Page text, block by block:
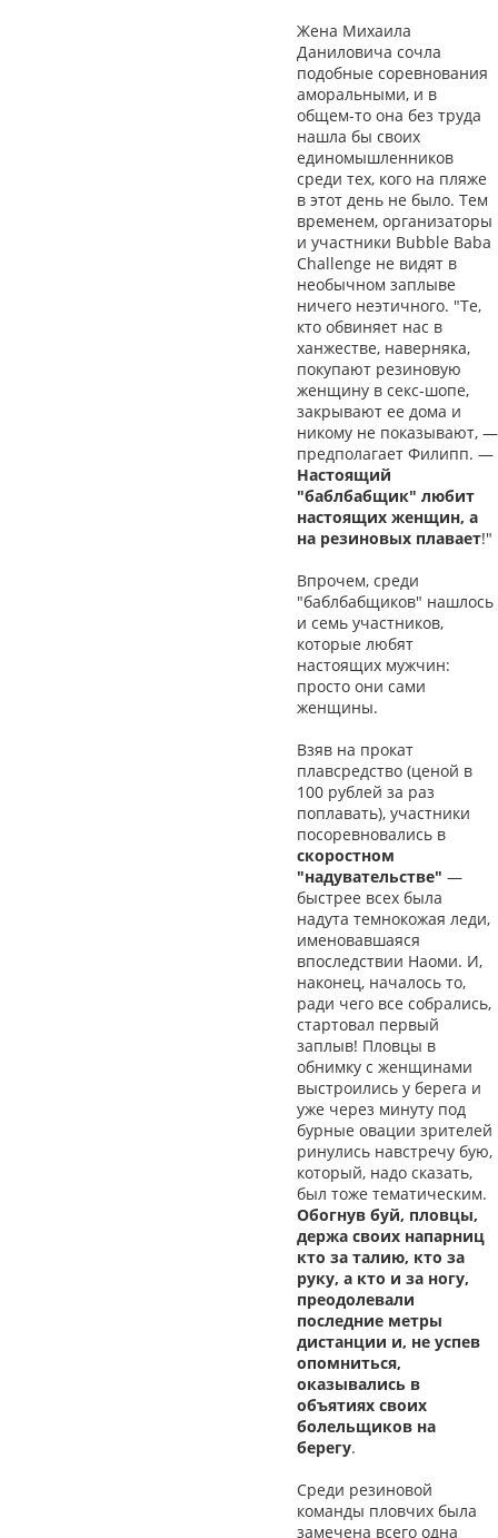
Жена Михаила
Даниловича сочла
подобные соревнования
аморальными, и в
общем-то она без труда
нашла бы своих
единомышленников
среди тех, кого на пляже
в этот день не было. Тем
временем, организаторы
и участники Bubble Baba
Challenge не видят в
необычном заплыве
ничего неэтичного. "Те,
кто обвиняет нас в
ханжестве, наверняка,
покупают резиновую
женщину в секс-шопе,
закрывают ее дома и
никому не показывают, —
предполагает Филипп. —
Настоящий
"баблбабщик" любит
настоящих женщин, а
на резиновых плавает!"
Впрочем, среди
"баблбабщиков" нашлось
и семь участников,
которые любят
настоящих мужчин:
просто они сами
женщины.
Взяв на прокат
плавсредство (ценой в
100 рублей за раз
поплавать), участники
посоревновались в
скоростном
"надувательстве" —
быстрее всех была
надута темнокожая леди,
именовавшаяся
впоследствии Наоми. И,
наконец, началось то,
ради чего все собрались,
стартовал первый
заплыв! Пловцы в
обнимку с женщинами
выстроились у берега и
уже через минуту под
бурные овации зрителей
ринулись навстречу бую,
который, надо сказать,
был тоже тематическим.
Обогнув буй, пловцы,
держа своих напарниц
кто за талию, кто за
руку, а кто и за ногу,
преодолевали
последние метры
дистанции и, не успев
опомниться,
оказывались в
объятиях своих
болельщиков на
берегу.
Среди резиновой
команды пловчих была
замечена всего одна